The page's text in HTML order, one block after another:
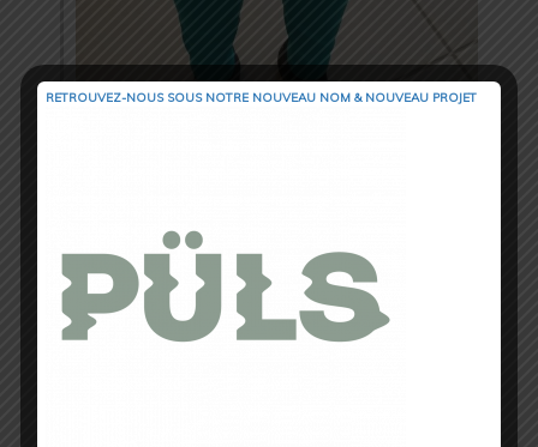
RETROUVEZ-NOUS SOUS NOTRE NOUVEAU NOM & NOUVEAU PROJET